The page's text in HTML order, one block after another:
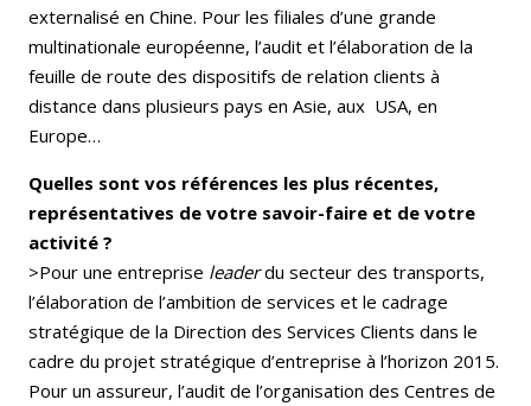
externalisé en Chine. Pour les filiales d’une grande
multinationale européenne, l’audit et l’élaboration de la
feuille de route des dispositifs de relation clients à
distance dans plusieurs pays en Asie, aux USA, en
Europe…
Quelles sont vos références les plus récentes,
représentatives de votre savoir-faire et de votre
activité ?
>Pour une entreprise leaderdu secteur des transports,
l’élaboration de l’ambition de services et le cadrage
stratégique de la Direction des Services Clients dans le
cadre du projet stratégique d’entreprise à l’horizon 2015.
Pour un assureur, l’audit de l’organisation des Centres de